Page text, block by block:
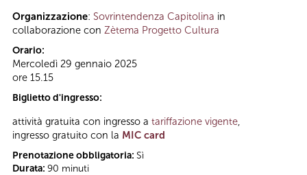
Organizzazione: Sovrintendenza Capitolina in
collaborazione con Zètema Progetto Cultura
Orario:
Mercoledì 29 gennaio 2025
ore 15.15
Biglietto d'ingresso:
attività gratuita con ingresso a tariffazione vigente,
ingresso gratuito con la MIC card
Prenotazione obbligatoria: Sì
Durata: 90 minuti